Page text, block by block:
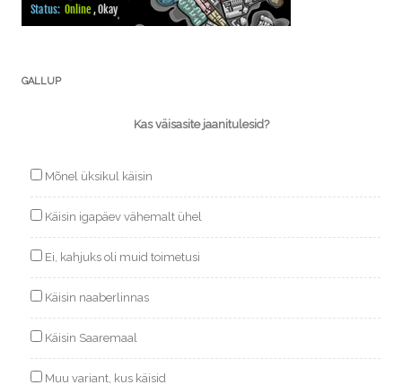
GALLUP
Kas väisasite jaanitulesid?
Mõnel üksikul käisin
Käisin igapäev vähemalt ühel
Ei, kahjuks oli muid toimetusi
Käisin naaberlinnas
Käisin Saaremaal
Muu variant, kus käisid